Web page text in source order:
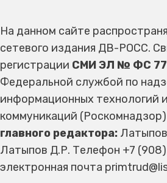
На данном сайте
сетевого издания ДВ-РОСС.
регистрации СМИ ЭЛ № ФС 77
Федеральной службой по
информационных технологий
коммуникаций (Роскомнадзор)
главного редактора:
Латыпов Д.Р. Телефон +7
электронная почта